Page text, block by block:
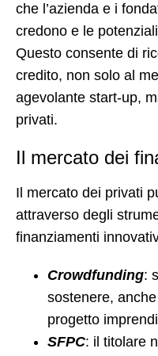
che l’azienda e i
credono e le
Questo consente di
credito, non solo al
agevolante start-up,
privati.
Il mercato dei
Il mercato dei privati
attraverso degli
finanziamenti
Crowdfunding:
sostenere,
progetto
SFPC: il titolare